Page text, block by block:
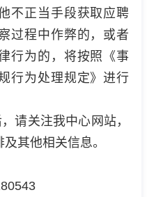
不正当手段获取应聘
过程中作弊的，或者
行为的，将按照《事
行为处理规定》进行
请关注我中心网站，
其他相关信息。